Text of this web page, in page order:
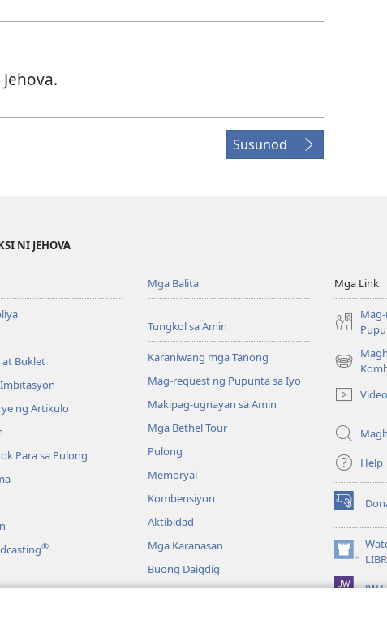
Susunod
NI JEHOVA
Buklet
ng Artikulo
Para sa Pulong
®
Mga Balita
Tungkol sa Amin
Karaniwang mga Tanong
Mag-request ng Pupunta sa Iyo
Makipag-ugnayan sa Amin
Mga Bethel Tour
Pulong
Memoryal
Kombensiyon
Aktibidad
Mga Karanasan
Buong Daigdig
Mga Link
(may
na
window)
Video
Help
(may
bubukas
na
bagong
(may
bubukas
na
JW